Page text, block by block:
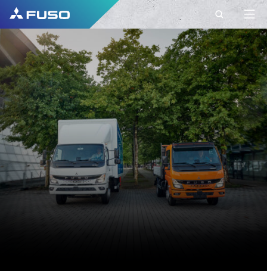
CONTACTO
FUSO EUROPE
CONTACTO
Tem perguntas? Envie-nos o seu pedido
através deste formulário de contacto.
PRIMEIRO NOME*